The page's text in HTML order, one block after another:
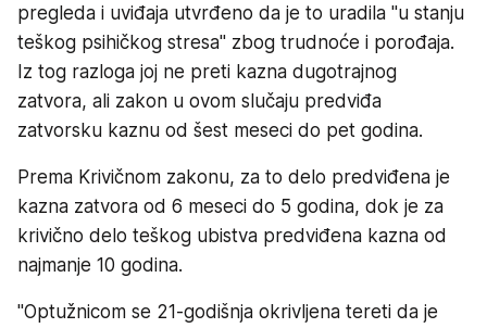
pregleda i uviđaja utvrđeno da je to uradila "u stanju
teškog psihičkog stresa" zbog trudnoće i porođaja.
Iz tog razloga joj ne preti kazna dugotrajnog
zatvora, ali zakon u ovom slučaju predviđa
zatvorsku kaznu od šest meseci do pet godina.
Prema Krivičnom zakonu, za to delo predviđena je
kazna zatvora od 6 meseci do 5 godina, dok je za
krivično delo teškog ubistva predviđena kazna od
najmanje 10 godina.
"Optužnicom se 21-godišnja okrivljena tereti da je